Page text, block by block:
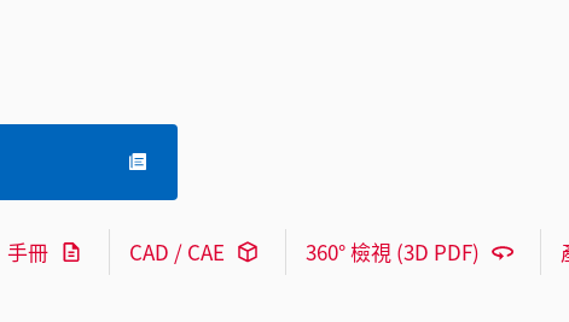
手冊 CAD / CAE 360° 檢視 (3D PDF)